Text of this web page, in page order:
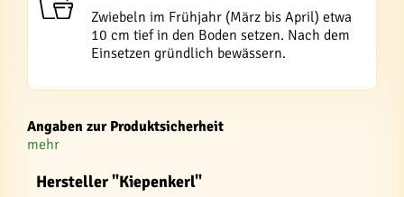
Zwiebeln im Frühjahr (März bis April) etwa
10 cm tief in den Boden setzen. Nach dem
Einsetzen gründlich bewässern.
Angaben zur Produktsicherheit
mehr
Hersteller "Kiepenkerl"